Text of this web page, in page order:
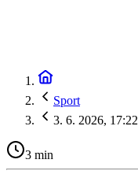
Sport
3. 6. 2026, 17:22
3 min